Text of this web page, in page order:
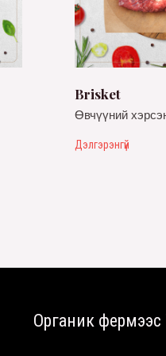
Brisket
Өвчүүний
Дэлгэрэнгүй
Органик